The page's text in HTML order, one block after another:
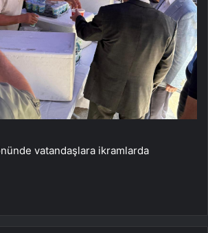
vatandaşlara ikramlarda